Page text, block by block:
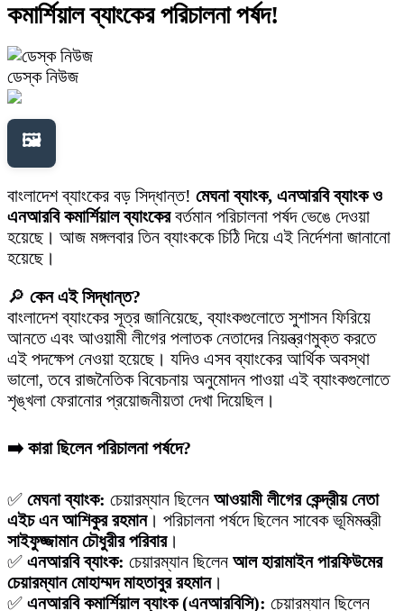
কমার্শিয়াল ব্যাংকের পরিচালনা পর্ষদ!
ডেস্ক নিউজ
🖼️
বাংলাদেশ ব্যাংকের বড় সিদ্ধান্ত! মেঘনা ব্যাংক, এনআরবি ব্যাংক ও
এনআরবি কমার্শিয়াল ব্যাংকেরবর্তমান পরিচালনা পর্ষদ ভেঙে দেওয়া
হয়েছে। আজ মঙ্গলবার তিন ব্যাংককে চিঠি দিয়ে এই নির্দেশনা জানানো
হয়েছে।
🔎 কেন এই সিদ্ধান্ত?
বাংলাদেশ ব্যাংকের সূত্র জানিয়েছে, ব্যাংকগুলোতে সুশাসন ফিরিয়ে
আনতে এবং আওয়ামী লীগের পলাতক নেতাদের নিয়ন্ত্রণমুক্ত করতে
এই পদক্ষেপ নেওয়া হয়েছে। যদিও এসব ব্যাংকের আর্থিক অবস্থা
ভালো, তবে রাজনৈতিক বিবেচনায় অনুমোদন পাওয়া এই ব্যাংকগুলোতে
শৃঙ্খলা ফেরানোর প্রয়োজনীয়তা দেখা দিয়েছিল।
➡️ কারা ছিলেন পরিচালনা পর্ষদে?
✅ মেঘনা ব্যাংক: চেয়ারম্যান ছিলেন আওয়ামী লীগের কেন্দ্রীয় নেতা
এইচ এন আশিকুর রহমান। পরিচালনা পর্ষদে ছিলেন সাবেক ভূমিমন্ত্রী
সাইফুজ্জামান চৌধুরীর পরিবার।
✅ এনআরবি ব্যাংক: চেয়ারম্যান ছিলেন আল হারামাইন পারফিউমের
চেয়ারম্যান মোহাম্মদ মাহতাবুর রহমান।
✅ এনআরবি কমার্শিয়াল ব্যাংক (এনআরবিসি): চেয়ারম্যান ছিলেন